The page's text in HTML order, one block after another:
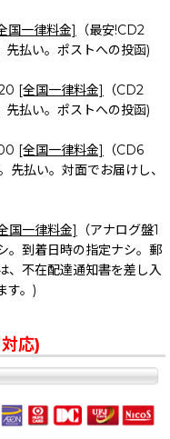
国一律料金]
（最安!CD2
払い。ポストへの投函)
[全国一律料金]
（CD2
払い。ポストへの投函)
[全国一律料金]
（CD6
払い。対面でお届けし、
国一律料金]
（アナログ盤1
。到着日時の指定ナシ。郵
、不在配達通知書を差し入
す。)
応)